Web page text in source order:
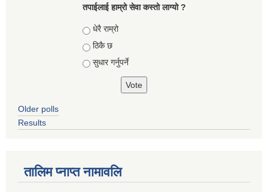
तपाईलाई हाम्रो सेवा कस्तो लाग्यो ?
Choices
धेरै राम्रो
ठिकै छ
सुधार गर्नुपर्ने
Older polls
Results
तालिम प्नाप्त नामावलि